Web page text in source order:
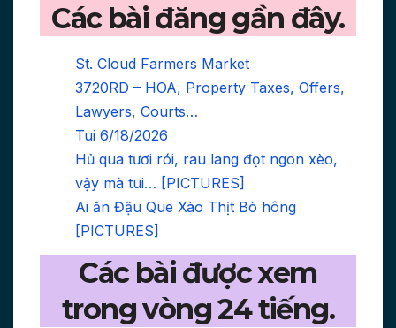
Các bài đăng gần đây.
St. Cloud Farmers Market
3720RD – HOA, Property Taxes, Offers,
Lawyers, Courts…
Tui 6/18/2026
Hủ qua tươi rói, rau lang đọt ngon xèo,
vậy mà tui… [PICTURES]
Ai ăn Đậu Que Xào Thịt Bò hông
[PICTURES]
Các bài được xem
trong vòng 24 tiếng.